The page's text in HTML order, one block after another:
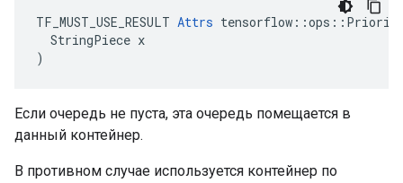
TF_MUST_USE_RESULT Attrs
  StringPiece x
)
Если очередь не пуста, эта очередь помещается в
данный контейнер.
В противном случае используется контейнер по